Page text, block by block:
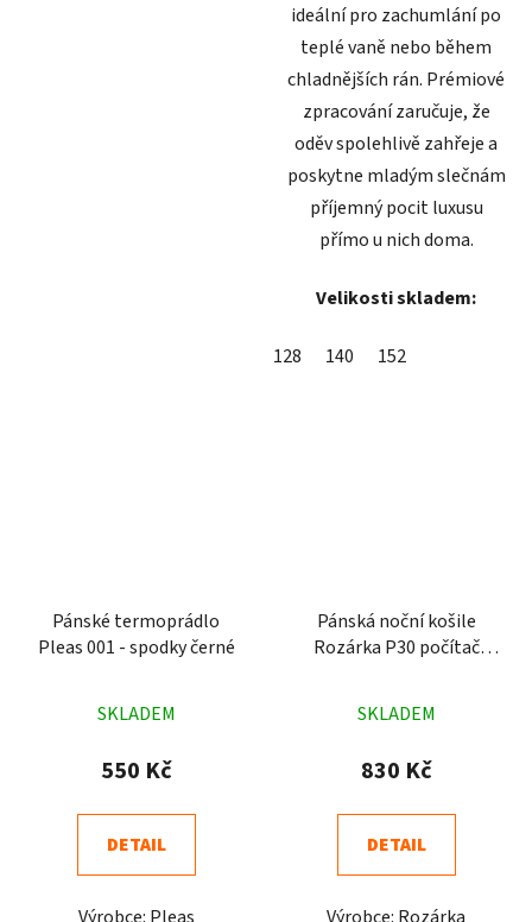
ideální pro zachumlání po
teplé vaně nebo během
chladnějších rán. Prémiové
zpracování zaručuje, že
oděv spolehlivě zahřeje a
poskytne mladým slečnám
příjemný pocit luxusu
přímo u nich doma.
Velikosti skladem:
128 140 152
Pánské termoprádlo
Pleas 001 - spodky černé
hodnocení
produktu
4,6
z
SKLADEM
550 Kč
DETAIL
Pánská noční košile
Rozárka P30 počítač
hodnocení
produktu
5,0
z
SKLADEM
830 Kč
DETAIL